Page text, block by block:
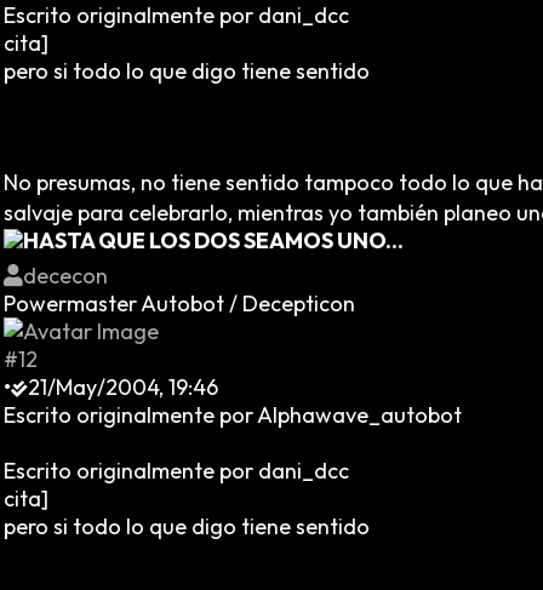
Escrito originalmente por dani_dcc
cita]
pero si todo lo que digo tiene sentido
No presumas, no tiene sentido tampoco todo lo que
salvaje para celebrarlo, mientras yo también planeo
HASTA QUE LOS DOS SEAMOS UNO...
dececon
Powermaster Autobot / Decepticon
#12
•
21/May/2004, 19:46
Escrito originalmente por Alphawave_autobot
Escrito originalmente por dani_dcc
cita]
pero si todo lo que digo tiene sentido